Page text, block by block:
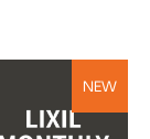
NEW